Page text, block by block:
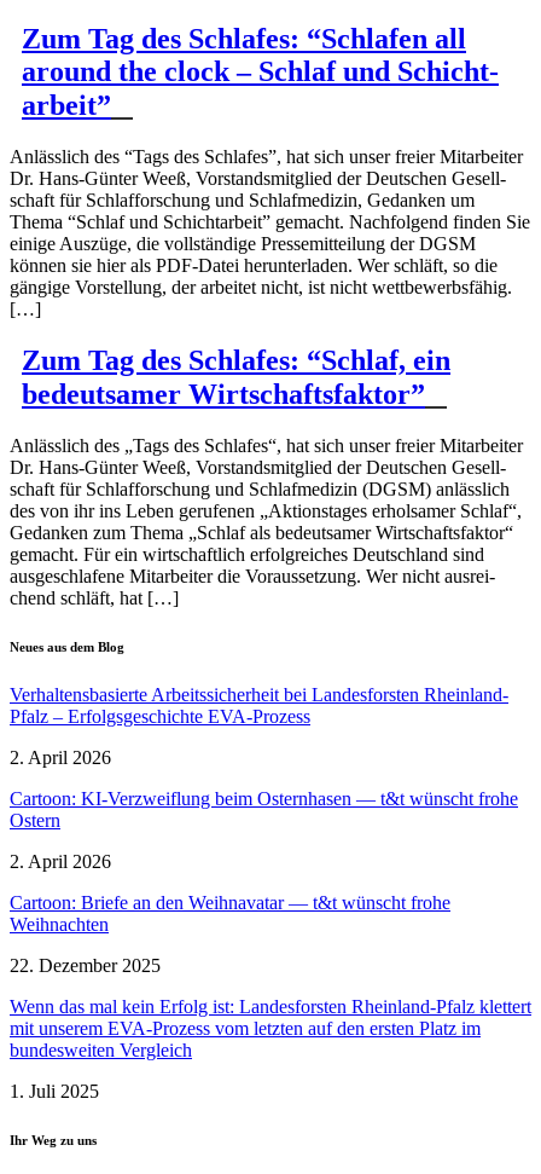
Zum Tag des Schlafes: “Schlafen all
around the clock – Schlaf und Schicht­
arbeit”
Anlässlich des “Tags des Schlafes”, hat sich unser freier Mitar­beiter
Dr. Hans-Günter Weeß, Vorstands­mit­glied der Deutschen Gesell­
schaft für Schlaf­for­schung und Schlaf­me­dizin, Gedanken um
Thema “Schlaf und Schicht­arbeit” gemacht. Nachfolgend finden Sie
einige Auszüge, die vollständige Presse­mit­teilung der DGSM
können sie hier als PDF-Datei herun­ter­laden. Wer schläft, so die
gängige Vorstellung, der arbeitet nicht, ist nicht wettbe­werbs­fähig.
[…]
Zum Tag des Schlafes: “Schlaf, ein
bedeut­samer Wirtschafts­faktor”
Anlässlich des „Tags des Schlafes“, hat sich unser freier Mitar­beiter
Dr. Hans-Günter Weeß, Vorstands­mit­glied der Deutschen Gesell­
schaft für Schlaf­for­schung und Schlaf­me­dizin (DGSM) anlässlich
des von ihr ins Leben gerufenen „Aktions­tages erhol­samer Schlaf“,
Gedanken zum Thema „Schlaf als bedeut­samer Wirtschafts­faktor“
gemacht. Für ein wirtschaftlich erfolg­reiches Deutschland sind
ausge­schlafene Mitar­beiter die Voraus­setzung. Wer nicht ausrei­
chend schläft, hat […]
Neues aus dem Blog
Verhal­tens­ba­sierte Arbeits­si­cherheit bei Landes­forsten Rheinland-
Pfalz – Erfolgs­ge­schichte EVA-Prozess
2. April 2026
Cartoon: KI-Verzweiflung beim Ostern­hasen — t&t wünscht frohe
Ostern
2. April 2026
Cartoon: Briefe an den Weihnavatar — t&t wünscht frohe
Weihnachten
22. Dezember 2025
Wenn das mal kein Erfolg ist: Landes­forsten Rheinland-Pfalz klettert
mit unserem EVA-Prozess vom letzten auf den ersten Platz im
bundes­weiten Vergleich
1. Juli 2025
Ihr Weg zu uns